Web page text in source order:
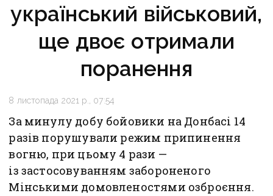
український військовий,
ще двоє отримали
поранення
8 листопада 2021 р., 07:54
За минулу добу бойовики на Донбасі 14
разів порушували режим припинення
вогню, при цьому 4 рази —
із застосовуванням забороненого
Мінськими домовленостями озброєння.